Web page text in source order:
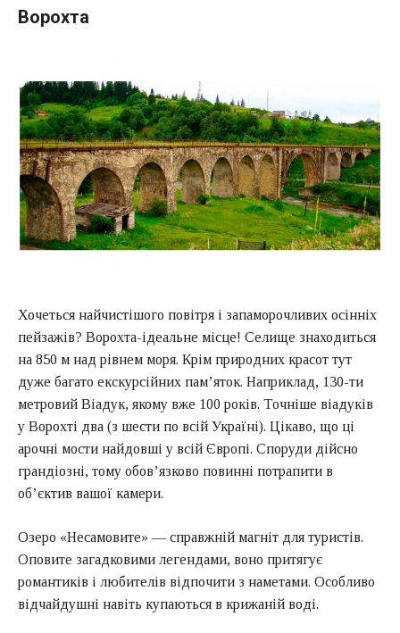
Ворохта
Хочеться найчистішого повітря і запаморочливих осінніх
пейзажів? Ворохта-ідеальне місце! Селище знаходиться
на 850 м над рівнем моря. Крім природних красот тут
дуже багато екскурсійних пам’яток. Наприклад, 130-ти
метровий Віадук, якому вже 100 років. Точніше віадуків
у Ворохті два (з шести по всій Україні). Цікаво, що ці
арочні мости найдовші у всій Європі. Споруди дійсно
грандіозні, тому обов’язково повинні потрапити в
об’єктив вашої камери.
Озеро «Несамовите» — справжній магніт для туристів.
Оповите загадковими легендами, воно притягує
романтиків і любителів відпочити з наметами. Особливо
відчайдушні навіть купаються в крижаній воді.